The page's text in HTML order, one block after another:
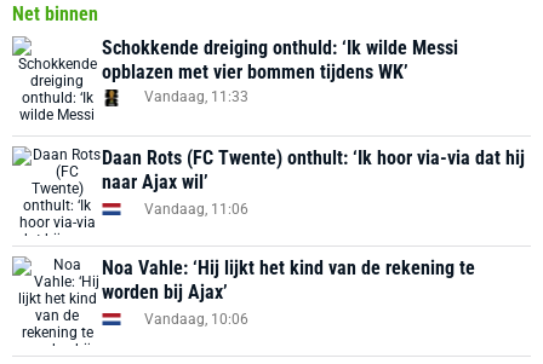
Net binnen
Schokkende dreiging onthuld: ‘Ik wilde Messi
opblazen met vier bommen tijdens WK’
Vandaag, 11:33
Daan Rots (FC Twente) onthult: ‘Ik hoor via-via dat hij
naar Ajax wil’
Vandaag, 11:06
Noa Vahle: ‘Hij lijkt het kind van de rekening te
worden bij Ajax’
Vandaag, 10:06